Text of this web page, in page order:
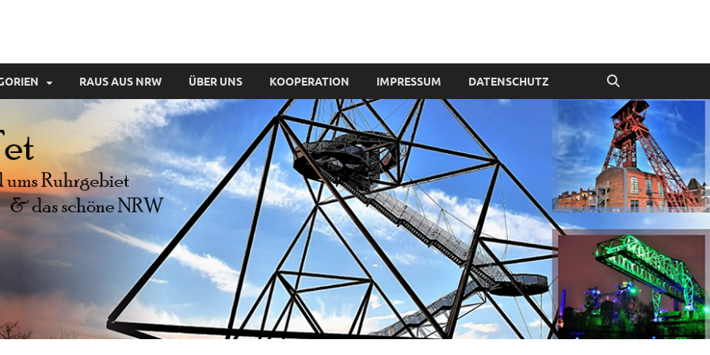
RAUS AUS NRW ÜBER UNS KOOPERATION IMPRESSUM DATENSCHUTZ